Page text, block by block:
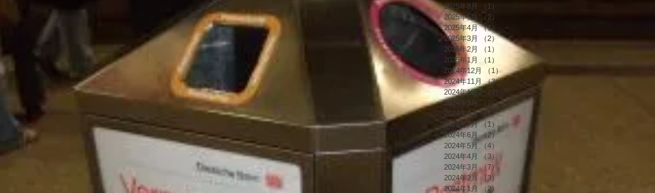
2025年8月
（1）
2025年5月
（2）
2025年4月 （1）
2025年3月
（2）2件の記事
2025年2月
（1）
1件の記事
2025年1月
（1）
2024年12月
（1） 1件の記事
2024年11月 （3）3件の記事
2024年10月 （2）
2件の記事
2024年9月
（2）2件の記事
2024年8月 （1）1件の記事
2024年7月 （1）1件の記事
2024年6月 （2）2件の記事
2024年5月
（4）
2024年4月
（3）
2024年3月 （7） 7件の記事
2024年2月 （3）3件の記事
2024年1月
（2）